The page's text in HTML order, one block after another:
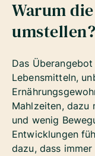
Warum
umstellen?
Das
Lebensmitteln,
Mahlzeiten, dazu
und wenig
Entwicklungen
dazu, dass